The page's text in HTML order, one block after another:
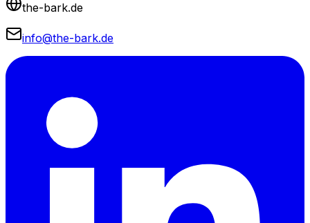
the-bark.de
info@the-bark.de